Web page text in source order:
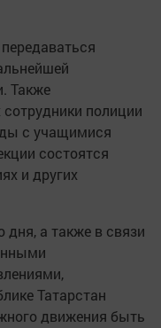
Также
полиции
с учащимися
состоятся
и других
дня, а также в связи
Татарстан
движения быть